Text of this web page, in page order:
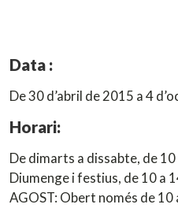
Data :
De 30 d’abril de 2015 a 4
Horari:
De dimarts a dissabte, de
Diumenge i festius, de 10 a
AGOST: Obert només de